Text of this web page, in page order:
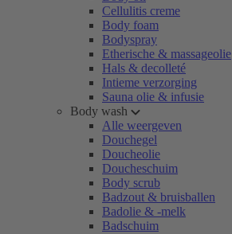
Cellulitis creme
Body foam
Bodyspray
Etherische & massageolie
Hals & decolleté
Intieme verzorging
Sauna olie & infusie
Body wash
Alle weergeven
Douchegel
Doucheolie
Doucheschuim
Body scrub
Badzout & bruisballen
Badolie & -melk
Badschuim